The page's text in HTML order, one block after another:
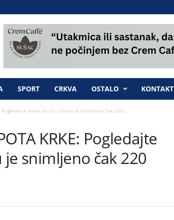
SPORT CRKVA OSTALO KONTAKT
Pogledajte video za čiju izradu je snimljeno čak 220...
KRKE: Pogledajte
snimljeno čak 220